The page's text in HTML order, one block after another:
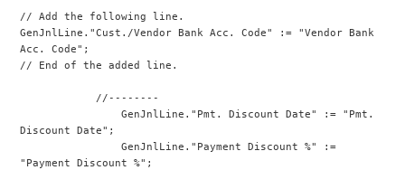
// Add the following line.
GenJnlLine."Cust./Vendor Bank Acc. Code" := "Vendor Bank
Acc. Code";
// End of the added line.
            //--------
                GenJnlLine."Pmt. Discount Date" := "Pmt.
Discount Date";
                GenJnlLine."Payment Discount %" :=
"Payment Discount %";